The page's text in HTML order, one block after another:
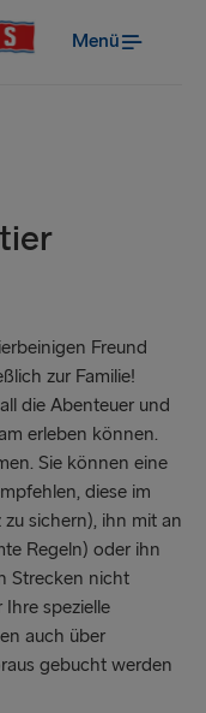
Menü
Freund
zur Familie!
die Abenteuer und
erleben können.
Sie können eine
diese im
sichern), ihn mit an
Regeln) oder ihn
Strecken nicht
spezielle
auch über
gebucht werden